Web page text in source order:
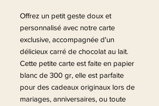
Offrez un petit geste doux et
personnalisé avec notre carte
exclusive, accompagnée d'un
délicieux carré de chocolat au lait.
Cette petite carte est faite en papier
blanc de 300 gr, elle est parfaite
pour des cadeaux originaux lors de
mariages, anniversaires, ou toute